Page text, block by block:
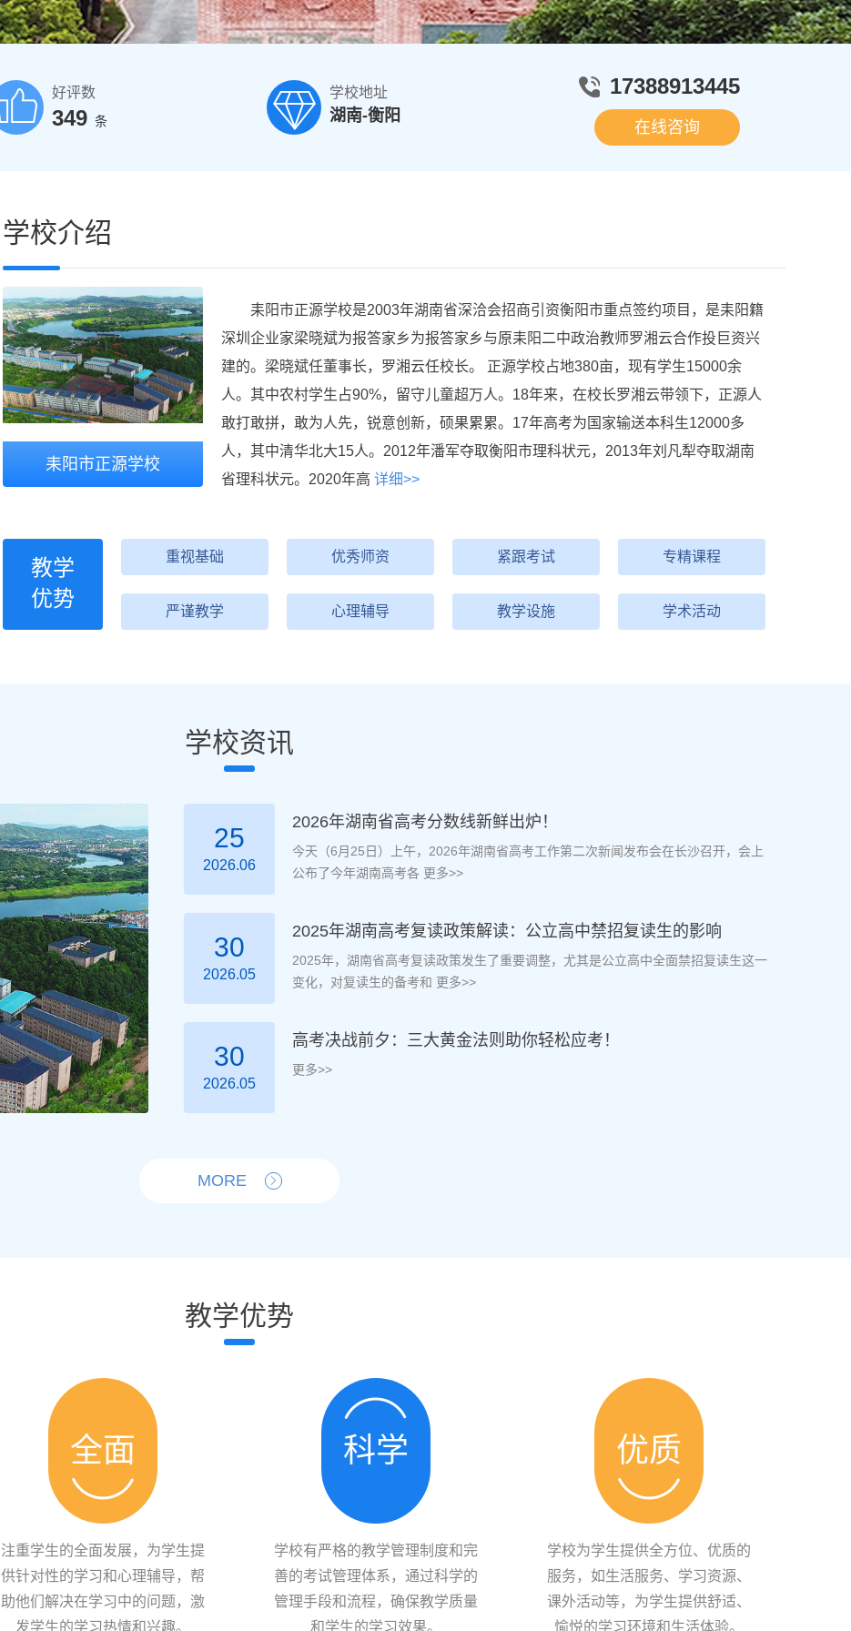
好评数
349 条
学校地址
湖南-衡阳
17388913445
在线咨询
学校介绍
耒阳市正源学校
耒阳市正源学校是2003年湖南省深洽会招商引资衡阳市重点签约项目，是耒阳籍
深圳企业家梁晓斌为报答家乡为报答家乡与原耒阳二中政治教师罗湘云合作投巨资兴
建的。梁晓斌任董事长，罗湘云任校长。 正源学校占地380亩，现有学生15000余
人。其中农村学生占90%，留守儿童超万人。18年来，在校长罗湘云带领下，正源人
敢打敢拼，敢为人先，锐意创新，硕果累累。17年高考为国家输送本科生12000多
人，其中清华北大15人。2012年潘军夺取衡阳市理科状元，2013年刘凡犁夺取湖南
省理科状元。2020年高 详细>>
教学
优势
重视基础 优秀师资 紧跟考试 专精课程
严谨教学 心理辅导 教学设施 学术活动
学校资讯
25
2026.06
2026年湖南省高考分数线新鲜出炉！
今天（6月25日）上午，2026年湖南省高考工作第二次新闻发布会在长沙召开，会上
公布了今年湖南高考各 更多>>
30
2026.05
2025年湖南高考复读政策解读：公立高中禁招复读生的影响
2025年，湖南省高考复读政策发生了重要调整，尤其是公立高中全面禁招复读生这一
变化，对复读生的备考和 更多>>
30
2026.05
高考决战前夕：三大黄金法则助你轻松应考！
更多>>
MORE
教学优势
全面
注重学生的全面发展，为学生提
供针对性的学习和心理辅导，帮
助他们解决在学习中的问题，激
发学生的学习热情和兴趣。
科学
学校有严格的教学管理制度和完
善的考试管理体系，通过科学的
管理手段和流程，确保教学质量
和学生的学习效果。
优质
学校为学生提供全方位、优质的
服务，如生活服务、学习资源、
课外活动等，为学生提供舒适、
愉悦的学习环境和生活体验。